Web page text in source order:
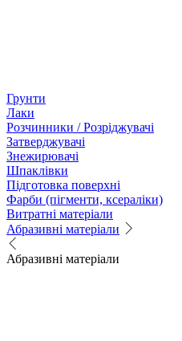
Грунти
Лаки
Розчинники / Розріджувачі
Затверджувачі
Знежирювачі
Шпаклівки
Підготовка поверхні
Фарби (пігменти, ксераліки)
Витратні матеріали
Абразивні матеріали
Абразивні матеріали